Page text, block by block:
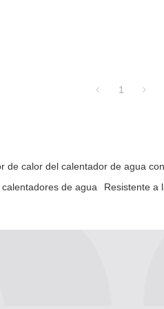
1
de calor del calentador de agua
de agua
Resistente a